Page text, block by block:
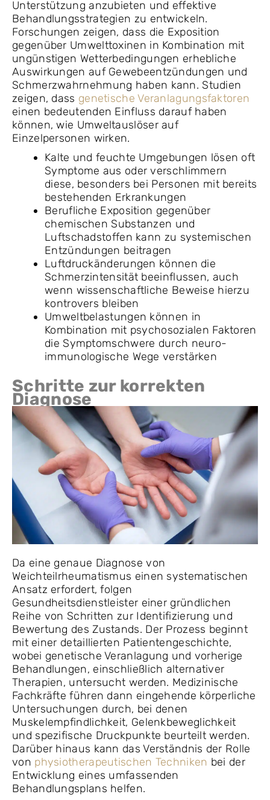
Unterstützung anzubieten und effektive
Behandlungsstrategien zu entwickeln.
Forschungen zeigen, dass die Exposition
gegenüber Umwelttoxinen in Kombination mit
ungünstigen Wetterbedingungen erhebliche
Auswirkungen auf Gewebeentzündungen und
Schmerzwahrnehmung haben kann. Studien
zeigen, dass genetische Veranlagungsfaktoren
einen bedeutenden Einfluss darauf haben
können, wie Umweltauslöser auf
Einzelpersonen wirken.
Kalte und feuchte Umgebungen lösen oft
Symptome aus oder verschlimmern
diese, besonders bei Personen mit bereits
bestehenden Erkrankungen
Berufliche Exposition gegenüber
chemischen Substanzen und
Luftschadstoffen kann zu systemischen
Entzündungen beitragen
Luftdruckänderungen können die
Schmerzintensität beeinflussen, auch
wenn wissenschaftliche Beweise hierzu
kontrovers bleiben
Umweltbelastungen können in
Kombination mit psychosozialen Faktoren
die Symptomschwere durch neuro-
immunologische Wege verstärken
Schritte zur korrekten
Diagnose
Da eine genaue Diagnose von
Weichteilrheumatismus einen systematischen
Ansatz erfordert, folgen
Gesundheitsdienstleister einer gründlichen
Reihe von Schritten zur Identifizierung und
Bewertung des Zustands. Der Prozess beginnt
mit einer detaillierten Patientengeschichte,
wobei genetische Veranlagung und vorherige
Behandlungen, einschließlich alternativer
Therapien, untersucht werden. Medizinische
Fachkräfte führen dann eingehende körperliche
Untersuchungen durch, bei denen
Muskelempfindlichkeit, Gelenkbeweglichkeit
und spezifische Druckpunkte beurteilt werden.
Darüber hinaus kann das Verständnis der Rolle
von physiotherapeutischen Techniken bei der
Entwicklung eines umfassenden
Behandlungsplans helfen.